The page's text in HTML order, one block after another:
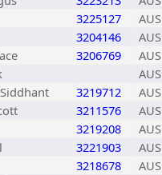
3225127 AUS
3204146 AUS
3206769 AUS
AUS
3219712 AUS
3211576 AUS
3219208 AUS
3221903 AUS
3218678 AUS